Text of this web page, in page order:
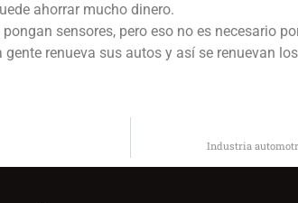
ahorrar mucho dinero.
sensores, pero eso no es necesario
renueva sus autos y así se renuevan
Industria